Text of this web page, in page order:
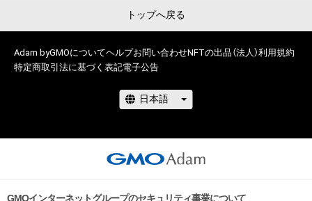
トップへ戻る
Adam byGMOについてヘルプお問い合わせNFTの出品（法人）利用規約
特定商取引法に基づく表記電子公告
GMOインターネットグループのセキュリティ事業について